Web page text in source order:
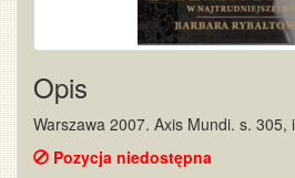
Opis
Warszawa 2007. Axis Mundi. s. 305,
Pozycja niedostępna